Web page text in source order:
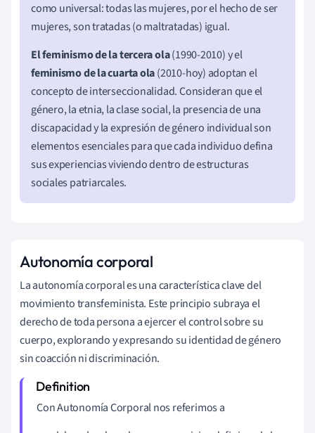
como universal: todas las mujeres, por el hecho de ser
mujeres, son tratadas (o maltratadas) igual.
El feminismo de la tercera ola(1990-2010) y el
feminismo de la cuarta ola(2010-hoy) adoptan el
concepto de interseccionalidad. Consideran que el
género, la etnia, la clase social, la presencia de una
discapacidad y la expresión de género individual son
elementos esenciales para que cada individuo defina
sus experiencias viviendo dentro de estructuras
sociales patriarcales.
Autonomía corporal
La autonomía corporal es una característica clave del
movimiento transfeminista. Este principio subraya el
derecho de toda persona a ejercer el control sobre su
cuerpo, explorando y expresando su identidad de género
sin coacción ni discriminación.
Con Autonomía Corporal nos referimos a